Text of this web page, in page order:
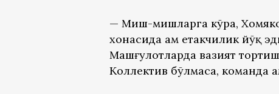
— Миш-мишларга кўра,
хонасида ҳам етакчилик йўқ
Машғулотларда вазият
Коллектив бўлмаса, команда